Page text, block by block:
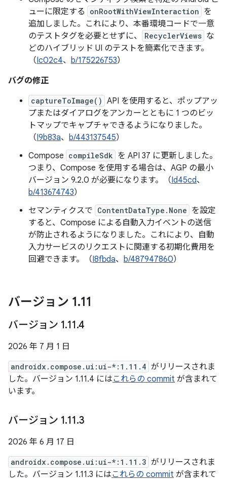
ューに限定する
onRootWithViewInteraction を
追加しました。これにより、本番環境コードで一意
のテストタグを必要とせずに、
RecyclerViews な
どのハイブリッド UI のテストを簡素化できます。
（Ic02c4、 b/175226753）
バグの修正
captureToImage() API を使用すると、ポップアッ
プまたはダイアログをアンカーとともに 1 つのビッ
トマップでキャプチャできるようになりました。
（I9b83a、 b/443137545）
Compose compileSdk を API 37 に更新しました。
つまり、Compose を使用する場合は、AGP の最小
バージョン 9.2.0 が必要になります。（Id45cd、
b/413674743）
セマンティクスで ContentDataType.None を設定
すると、Compose による自動入力イベントの送信
が防止されるようになりました。これにより、自動
入力サービスのリクエストに関連する初期化費用を
回避できます。（I8fbda、 b/487947860）
バージョン 1.11
バージョン 1.11.4
2026 年 7 月 1 日
androidx.compose.ui:ui-*:1.11.4 がリリースされま
した。バージョン 1.11.4 にはこれらの commit が含まれて
います。
バージョン 1.11.3
2026 年 6 月 17 日
androidx.compose.ui:ui-*:1.11.3 がリリースされま
した。バージョン 1.11.3 にはこれらの commit が含まれて